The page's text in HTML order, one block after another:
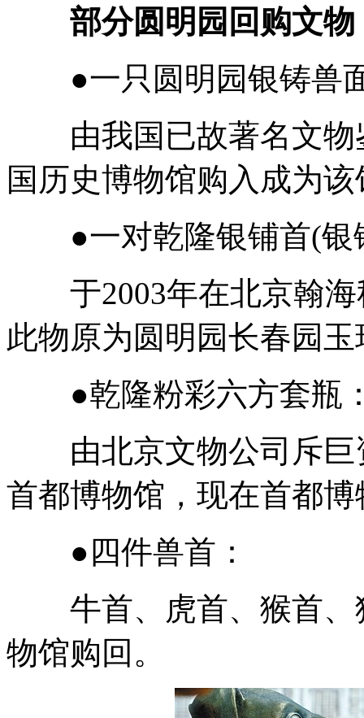
部分圆明园回购文物
●一只圆明园银铸兽
由我国已故著名文物
国历史博物馆购入成为
●一对乾隆银铺首(银
于2003年在北京翰海
此物原为圆明园长春园
●乾隆粉彩六方套瓶
由北京文物公司斥巨
首都博物馆，现在首都
●四件兽首：
牛首、虎首、猴首、
物馆购回。